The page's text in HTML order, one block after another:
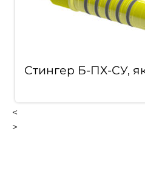
Б-ПХ-ЯГ
<
>